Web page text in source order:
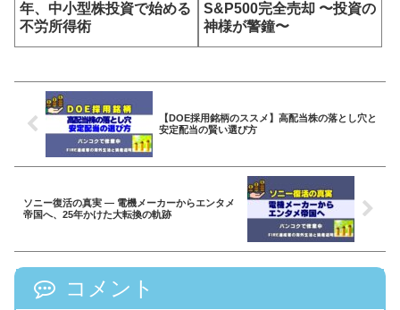
年、中小型株投資で始める
不労所得術
S&P500完全売却 〜投資の
神様が警鐘〜
【DOE採用銘柄のススメ】高配当株の落とし穴と
安定配当の賢い選び方
ソニー復活の真実 ― 電機メーカーからエンタメ
帝国へ、25年かけた大転換の軌跡
コメント